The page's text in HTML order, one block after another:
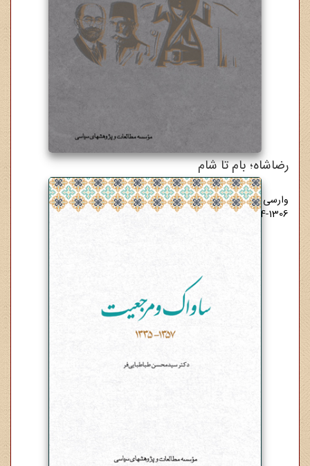
رضاشاه؛ بام تا شام
وارسی چهار دولت نخست رضاشاهی
1304-1306